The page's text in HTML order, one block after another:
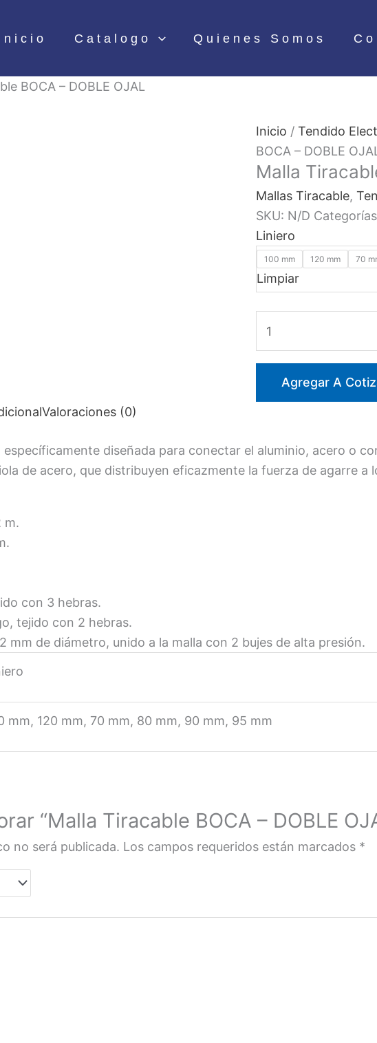
Catalogo Quienes Somos
BOCA – DOBLE OJAL
Inicio / Tendido
BOCA – DOBLE
Malla
Mallas Tiracable,
SKU: N/D
Liniero
100 mm 120 mm 70
Limpiar
Tiracable
BOCA
DOBLE
Agregar A
Valoraciones (0)
diseñada para conectar el aluminio, acero o
de acero, que distribuyen eficazmente la fuerza de agarre a
m.
con 3 hebras.
tejido con 2 hebras.
mm de diámetro, unido a la malla con 2 bujes de alta presión.
mm, 120 mm, 70 mm, 80 mm, 90 mm, 95 mm
“Malla Tiracable BOCA – DOBLE
no será publicada. Los campos requeridos están marcados *